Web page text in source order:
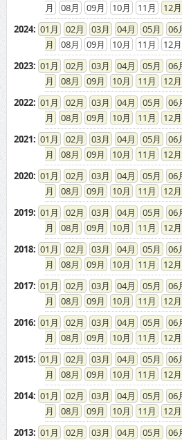
08
09 10 11
12
2024: 01 02 03 04 05 06
08
09 10 11
12
2023: 01 02 03 04 05 06
08
09 10 11
12
2022: 01 02 03 04 05 06
08
09 10 11
12
2021: 01 02 03 04 05 06
08
09 10 11
12
2020: 01 02 03 04 05 06
08
09 10 11
12
2019: 01 02 03 04 05 06
08
09 10 11
12
2018: 01 02 03 04 05 06
08
09 10 11
12
2017: 01 02 03 04 05 06
08
09 10 11
12
2016: 01 02 03 04 05 06
08
09 10 11
12
2015: 01 02 03 04 05 06
08
09 10 11
12
2014: 01 02 03 04 05 06
08
09 10 11
12
2013: 01 02 03 04 05 06